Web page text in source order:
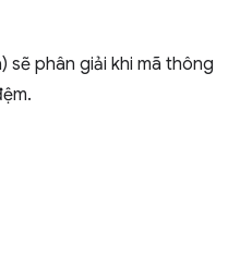
sẽ phân giải khi mã thông